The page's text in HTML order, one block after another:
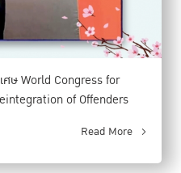
ษ World Congress for
of Offenders
Read More